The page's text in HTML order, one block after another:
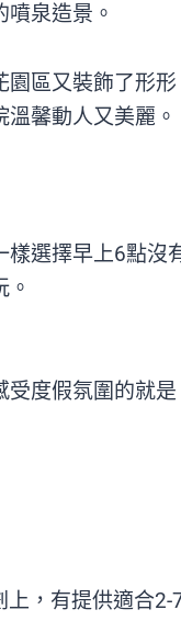
泉造景。
園區又裝飾了形形
馨動人又美麗。
樣選擇早上6點沒
受度假氛圍的就是
上，有提供適合2-